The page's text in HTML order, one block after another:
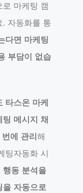
마케팅 캠
. 자동화를 통
다면 마케팅
부담이 없습
타스온 마케
메시지 채
에 관리 해
팅자동화 시
행동 분석을
을 자동으로